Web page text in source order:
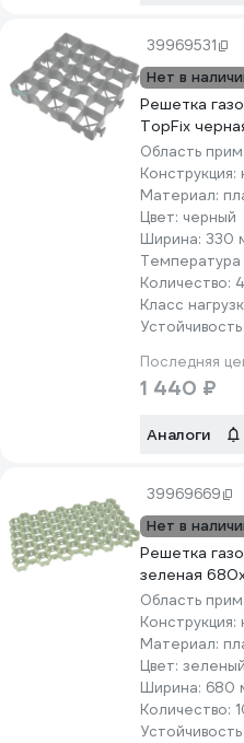
39969531
Нет в
Решетка
TopFix
Область
Конструкция:
Материал:
Цвет: черный
Ширина: 330
Температура
Количество:
Класс
Последняя
1 440 ₽
Аналоги
39969669
Нет в
Решетка
зеленая
Область
Конструкция:
Материал:
Цвет: зеленый
Ширина: 680
Количество: